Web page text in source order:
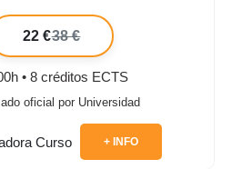
22 €38 €
• 8 créditos ECTS
oficial por Universidad
+ INFO